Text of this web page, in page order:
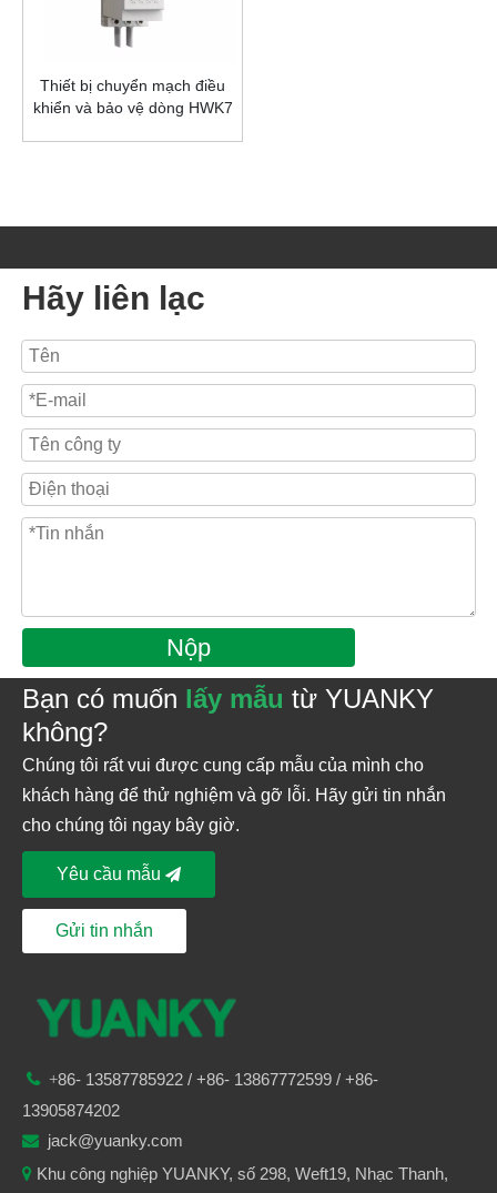
Thiết bị chuyển mạch điều
khiển và bảo vệ dòng HWK7
Hãy liên lạc
Nộp
Bạn có muốn lấy mẫu từ YUANKY
không?
Chúng tôi rất vui được cung cấp mẫu của mình cho
khách hàng để thử nghiệm và gỡ lỗi. Hãy gửi tin nhắn
cho chúng tôi ngay bây giờ.
Yêu cầu mẫu
Gửi tin nhắn
 +86- 13587785922 / +86- 13867772599 / +86-
13905874202
 jack@yuanky.com
 Khu công nghiệp YUANKY, số 298, Weft19, Nhạc Thanh,